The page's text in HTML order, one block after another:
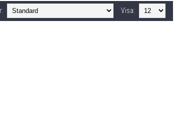
Visa: